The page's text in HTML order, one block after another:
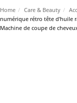
Home / Care & Beauty /
numérique rétro tête d'huile
Machine de coupe de